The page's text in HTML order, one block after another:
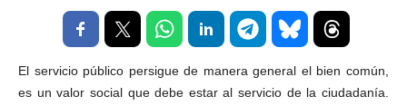
El servicio público persigue de manera general el bien común,
es un valor social que debe estar al servicio de la ciudadanía.